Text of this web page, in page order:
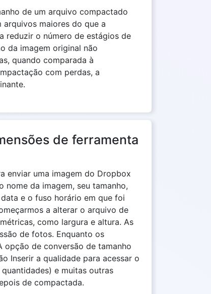
de um arquivo compactado
arquivos maiores do que a
reduzir o número de estágios de
da imagem original não
quando comparada à
com perdas, a
de ferramenta
enviar uma imagem do Dropbox
nome da imagem, seu tamanho,
e o fuso horário em que foi
a alterar o arquivo de
como largura e altura. As
de fotos. Enquanto os
de conversão de tamanho
Inserir a qualidade para acessar o
e muitas outras
de compactada.